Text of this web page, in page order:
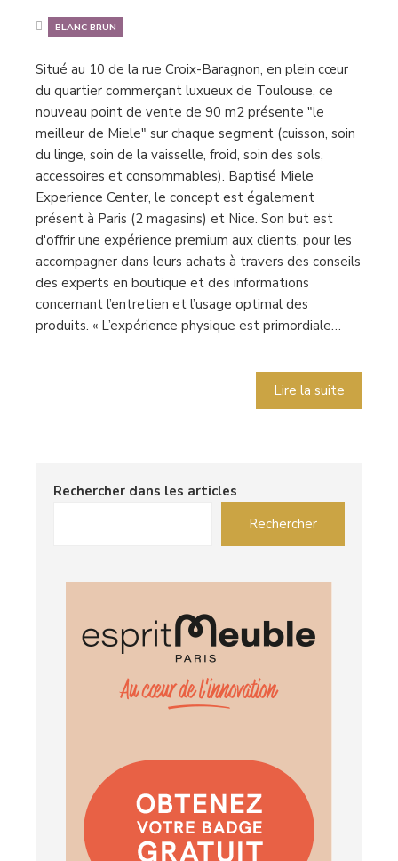
BLANC BRUN
Situé au 10 de la rue Croix-Baragnon, en plein cœur
du quartier commerçant luxueux de Toulouse, ce
nouveau point de vente de 90 m2 présente "le
meilleur de Miele" sur chaque segment (cuisson, soin
du linge, soin de la vaisselle, froid, soin des sols,
accessoires et consommables). Baptisé Miele
Experience Center, le concept est également
présent à Paris (2 magasins) et Nice. Son but est
d'offrir une expérience premium aux clients, pour les
accompagner dans leurs achats à travers des conseils
des experts en boutique et des informations
concernant l’entretien et l’usage optimal des
produits. « L’expérience physique est primordiale…
Lire la suite
Rechercher dans les articles
Rechercher